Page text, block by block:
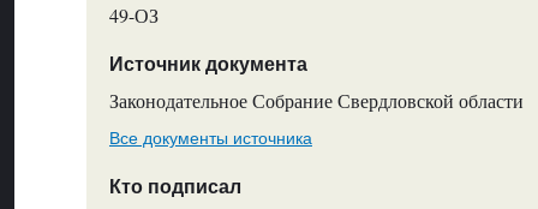
49-ОЗ
Источник документа
Законодательное Собрание Свердловской области
Все документы источника
Кто подписал